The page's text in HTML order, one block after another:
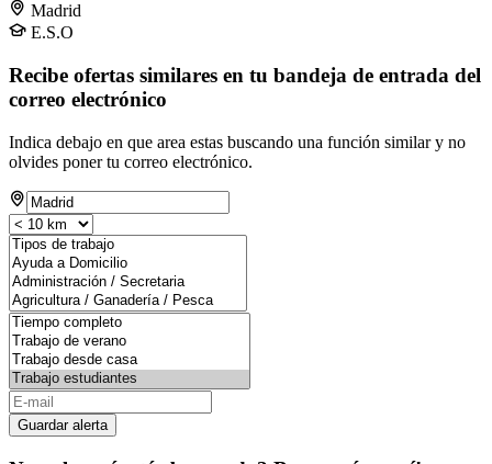
Madrid
E.S.O
Recibe ofertas similares en tu bandeja de entrada del
correo electrónico
Indica debajo en que area estas buscando una función similar y no
olvides poner tu correo electrónico.
Guardar alerta